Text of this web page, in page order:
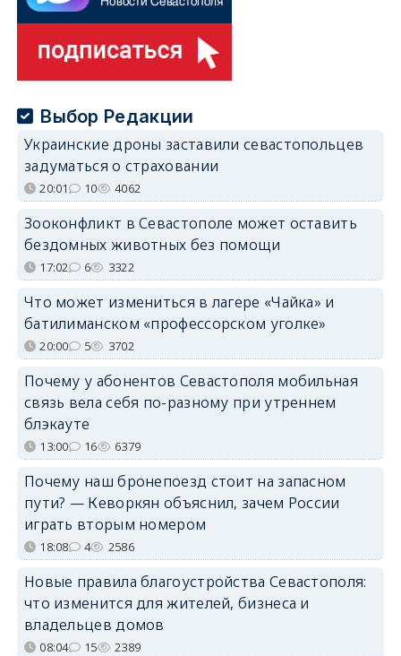
Выбор Редакции
Украинские дроны заставили севастопольцев
задуматься о страховании
20:01 10 4062
Зооконфликт в Севастополе может оставить
бездомных животных без помощи
17:02 6 3322
Что может измениться в лагере «Чайка» и
батилиманском «профессорском уголке»
20:00 5 3702
Почему у абонентов Севастополя мобильная
связь вела себя по-разному при утреннем
блэкауте
13:00 16 6379
Почему наш бронепоезд стоит на запасном
пути? — Кеворкян объяснил, зачем России
играть вторым номером
18:08 4 2586
Новые правила благоустройства Севастополя:
что изменится для жителей, бизнеса и
владельцев домов
08:04 15 2389